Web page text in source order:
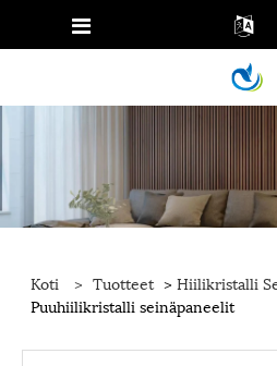
Koti > Tuotteet >Hiilikristalli
Puuhiilikristalli seinäpaneelit